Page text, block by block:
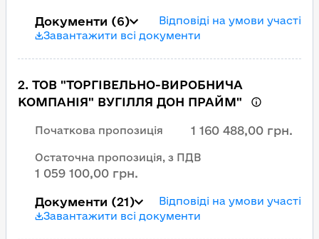
Документи (6)
Відповіді на умови участі
Завантажити всі документи
2. ТОВ "ТОРГІВЕЛЬНО-ВИРОБНИЧА
КОМПАНІЯ" ВУГІЛЛЯ ДОН ПРАЙМ"
Початкова пропозиція 1 160 488,00 грн.
Остаточна пропозиція, з ПДВ
1 059 100,00 грн.
Документи (21)
Відповіді на умови участі
Завантажити всі документи